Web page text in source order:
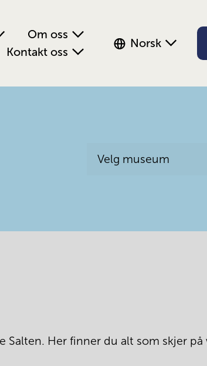
Om oss
Kontakt oss
Norsk
Velg museum
Her finner du alt som skjer på